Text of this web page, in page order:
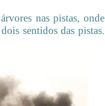
nas pistas, onde
sentidos das pistas.